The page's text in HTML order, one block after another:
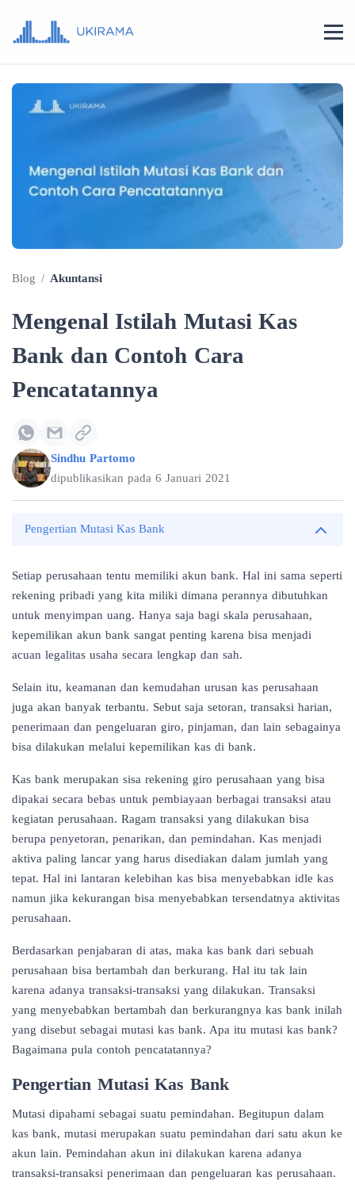
Blog / Akuntansi
Mengenal Istilah Mutasi Kas
Bank dan Contoh Cara
Pencatatannya
Sindhu Partomo
dipublikasikan pada 6 Januari 2021
Pengertian Mutasi Kas Bank
Setiap perusahaan tentu memiliki akun bank. Hal ini sama seperti
rekening pribadi yang kita miliki dimana perannya dibutuhkan
untuk menyimpan uang. Hanya saja bagi skala perusahaan,
kepemilikan akun bank sangat penting karena bisa menjadi
acuan legalitas usaha secara lengkap dan sah.
Selain itu, keamanan dan kemudahan urusan kas perusahaan
juga akan banyak terbantu. Sebut saja setoran, transaksi harian,
penerimaan dan pengeluaran giro, pinjaman, dan lain sebagainya
bisa dilakukan melalui kepemilikan kas di bank.
Kas bank merupakan sisa rekening giro perusahaan yang bisa
dipakai secara bebas untuk pembiayaan berbagai transaksi atau
kegiatan perusahaan. Ragam transaksi yang dilakukan bisa
berupa penyetoran, penarikan, dan pemindahan. Kas menjadi
aktiva paling lancar yang harus disediakan dalam jumlah yang
tepat. Hal ini lantaran kelebihan kas bisa menyebabkan idle kas
namun jika kekurangan bisa menyebabkan tersendatnya aktivitas
perusahaan.
Berdasarkan penjabaran di atas, maka kas bank dari sebuah
perusahaan bisa bertambah dan berkurang. Hal itu tak lain
karena adanya transaksi-transaksi yang dilakukan. Transaksi
yang menyebabkan bertambah dan berkurangnya kas bank inilah
yang disebut sebagai mutasi kas bank. Apa itu mutasi kas bank?
Bagaimana pula contoh pencatatannya?
Pengertian Mutasi Kas Bank
Mutasi dipahami sebagai suatu pemindahan. Begitupun dalam
kas bank, mutasi merupakan suatu pemindahan dari satu akun ke
akun lain. Pemindahan akun ini dilakukan karena adanya
transaksi-transaksi penerimaan dan pengeluaran kas perusahaan.